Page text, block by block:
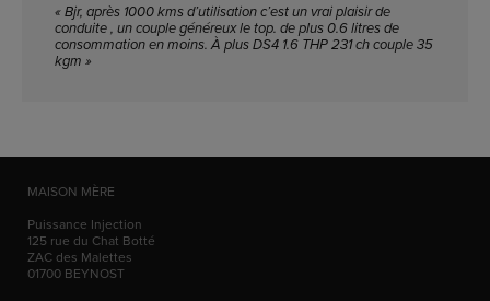
« Bjr, après 1000 kms d’utilisation c’est un vrai plaisir de
conduite , un couple généreux le top. de plus 0.6 litres de
consommation en moins. À plus DS4 1.6 THP 231 ch couple 35
kgm »
MAISON MÈRE
Puissance Injection
125 rue du Chat Botté
ZAC des Malettes
01700 BEYNOST